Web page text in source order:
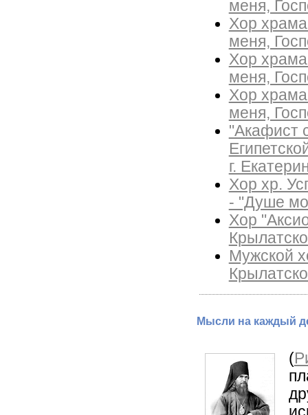
меня,
Хор
меня,
Хор
меня,
Хор
меня,
"Акафист
г.
Хор хр.
- "Душе
Хор
Мужской
Мысли на каждый
(